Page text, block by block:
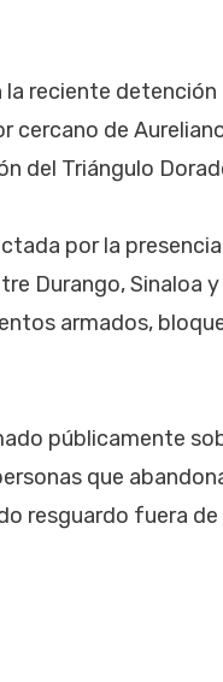
reciente detención
de
del Triángulo
por la
Durango, Sinaloa y
armados,
públicamente
que
resguardo fuera de